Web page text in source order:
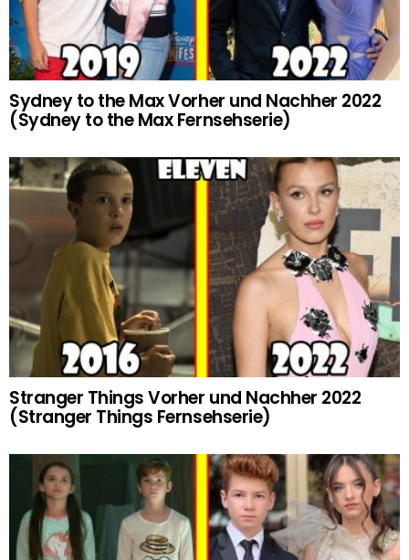
Sydney to the Max Vorher und Nachher 2022
(Sydney to the Max Fernsehserie)
Stranger Things Vorher und Nachher 2022
(Stranger Things Fernsehserie)